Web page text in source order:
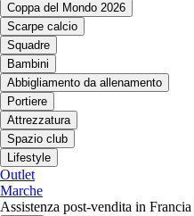
Coppa del Mondo 2026
Scarpe calcio
Squadre
Bambini
Abbigliamento da allenamento
Portiere
Attrezzatura
Spazio club
Lifestyle
Outlet
Marche
Assistenza post-vendita in Francia